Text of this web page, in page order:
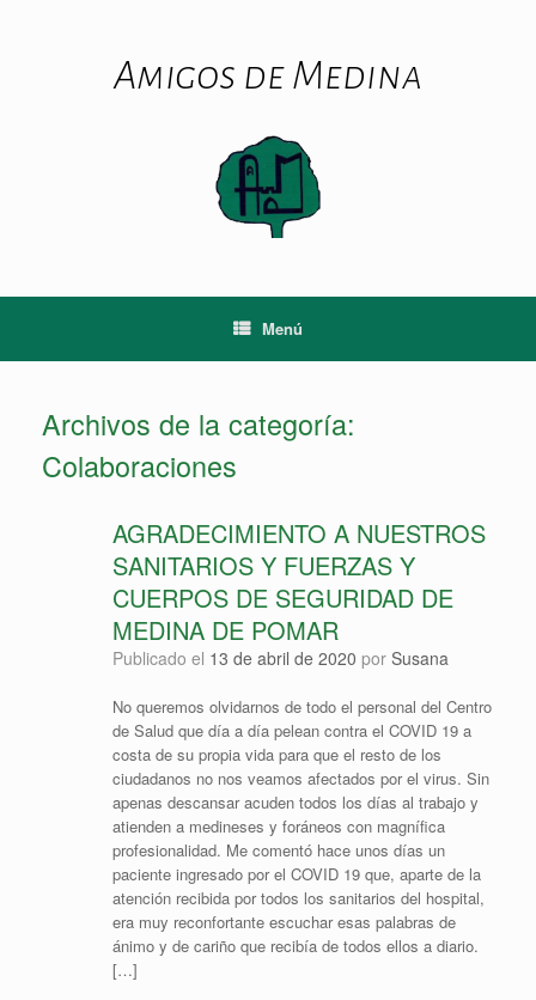
Amigos de Medina
Menú
Archivos de la categoría:
Colaboraciones
AGRADECIMIENTO A NUESTROS
SANITARIOS Y FUERZAS Y
CUERPOS DE SEGURIDAD DE
MEDINA DE POMAR
Publicado el 13 de abril de 2020 por Susana
No queremos olvidarnos de todo el personal del Centro
de Salud que día a día pelean contra el COVID 19 a
costa de su propia vida para que el resto de los
ciudadanos no nos veamos afectados por el virus. Sin
apenas descansar acuden todos los días al trabajo y
atienden a medineses y foráneos con magnífica
profesionalidad. Me comentó hace unos días un
paciente ingresado por el COVID 19 que, aparte de la
atención recibida por todos los sanitarios del hospital,
era muy reconfortante escuchar esas palabras de
ánimo y de cariño que recibía de todos ellos a diario.
[…]